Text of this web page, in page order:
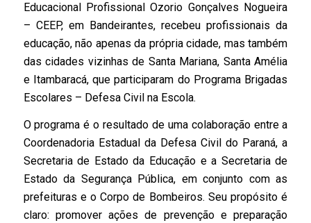
Educacional Profissional Ozorio Gonçalves Nogueira
– CEEP, em Bandeirantes, recebeu profissionais da
educação, não apenas da própria cidade, mas também
das cidades vizinhas de Santa Mariana, Santa Amélia
e Itambaracá, que participaram do Programa Brigadas
Escolares – Defesa Civil na Escola.
O programa é o resultado de uma colaboração entre a
Coordenadoria Estadual da Defesa Civil do Paraná, a
Secretaria de Estado da Educação e a Secretaria de
Estado da Segurança Pública, em conjunto com as
prefeituras e o Corpo de Bombeiros. Seu propósito é
claro: promover ações de prevenção e preparação